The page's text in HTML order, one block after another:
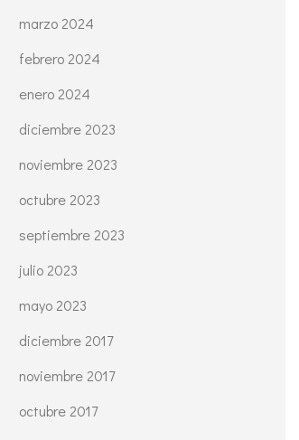
marzo 2024
febrero 2024
enero 2024
diciembre 2023
noviembre 2023
octubre 2023
septiembre 2023
julio 2023
mayo 2023
diciembre 2017
noviembre 2017
octubre 2017